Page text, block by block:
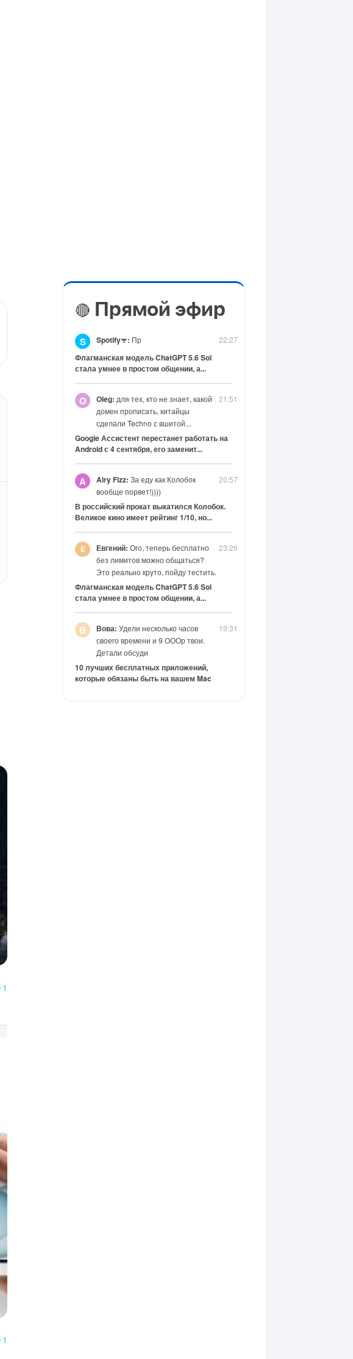
1
1
🔴 Прямой эфир
22:27
S Spotifyᯤ: Пр
Флагманская модель ChatGPT 5.6 Sol
стала умнее в простом общении, а...
21:51
O Oleg: для тех, кто не знает, какой
домен прописать, китайцы
сделали Techno с вшитой...
Google Ассистент перестанет работать на
Android с 4 сентября, его заменит...
20:57
A Airy Fizz: За еду как Колобок
вообще порвет!))))
В российский прокат выкатился Колобок.
Великое кино имеет рейтинг 1/10, но...
23:26
Евгений: Ого, теперь бесплатно
без лимитов можно общаться?
Это реально круто, пойду тестить.
Флагманская модель ChatGPT 5.6 Sol
стала умнее в простом общении, а...
19:31
В Вова: Удели несколько часов
своего времени и 9 ОООр твои.
Детали обсуди
10 лучших бесплатных приложений,
которые обязаны быть на вашем Mac